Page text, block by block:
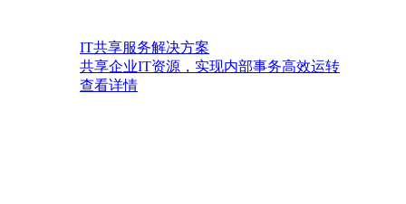
IT共享服务解决方案
共享企业IT资源，实现内部事务高效运转
查看详情